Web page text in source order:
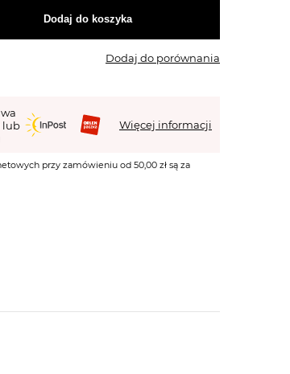
Dodaj do koszyka
Dodaj do porównania
lub
Więcej informacji
przy zamówieniu od 50,00 zł są za